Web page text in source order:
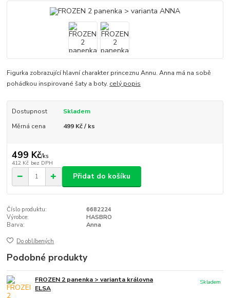
Figurka zobrazující hlavní charakter princeznu Annu. Anna má na sobě
pohádkou inspirované šaty a boty. celý popis
Dostupnost
Skladem
Měrná cena
499 Kč / ks
499 Kč/ks
412 Kč bez DPH
Přidat do košíku
Číslo produktu:
6682224
Výrobce:
HASBRO
Barva:
Anna
Do oblíbených
Podobné produkty
FROZEN 2 panenka > varianta královna
ELSA
Skladem